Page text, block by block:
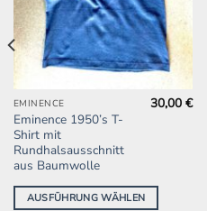
EMINENCE
Eminence 1950’s T-
Shirt mit
Rundhalsausschnitt
aus Baumwolle
30,00€
AUSFÜHRUNG WÄHLEN
Dieses
Produkt
weist
mehrere
Varianten
auf.